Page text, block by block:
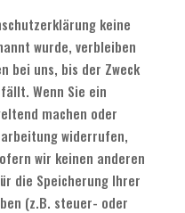
keine
wurde, verbleiben
bei uns, bis der Zweck
Wenn Sie ein
machen oder
widerrufen,
wir keinen anderen
die Speicherung Ihrer
(z.B. steuer- oder